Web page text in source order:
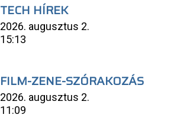
TECH HÍREK
2026. augusztus 2.
15:13
FILM-ZENE-SZÓRAKOZÁS
2026. augusztus 2.
11:09